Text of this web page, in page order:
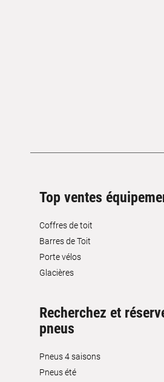
Top ventes
Coffres de toit
Barres de Toit
Porte vélos
Glacières
Recherchez et
pneus
Pneus 4 saisons
Pneus été